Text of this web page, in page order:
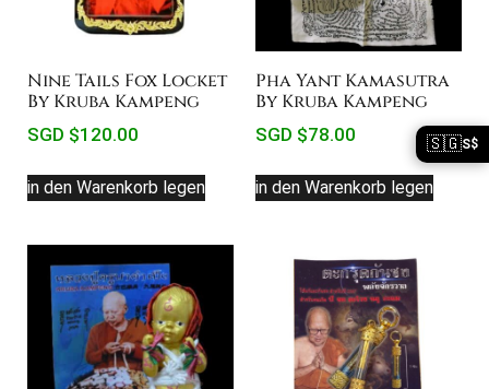
Nine Tails Fox Locket
By Kruba Kampeng
SGD $120.00
in den Warenkorb legen
Pha Yant Kamasutra
By Kruba Kampeng
SGD $78.00
in den Warenkorb legen
🇸🇬S$